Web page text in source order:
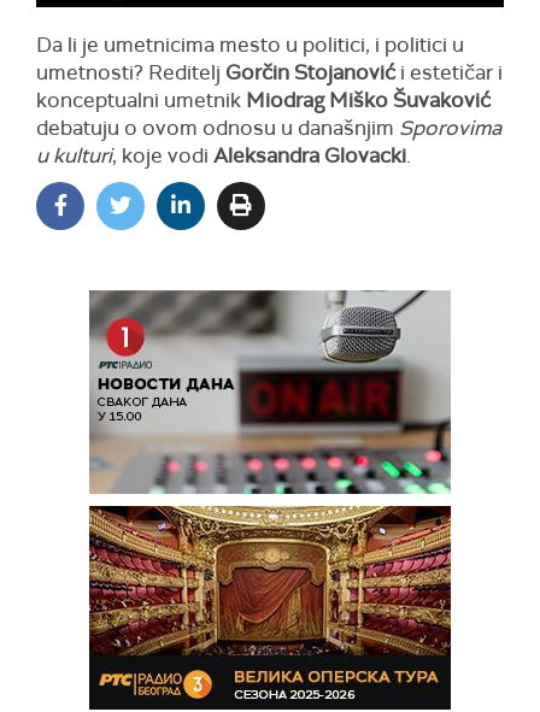
Da li je umetnicima mesto u politici, i politici u
umetnosti? Reditelj Gorčin Stojanović i estetičar i
konceptualni umetnik Miodrag Miško Šuvaković
debatuju o ovom odnosu u današnjim Sporovima
u kulturi, koje vodi Aleksandra Glovacki.